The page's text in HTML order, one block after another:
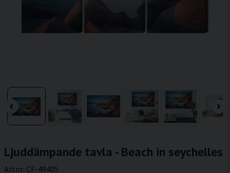
Ljuddämpande tavla - Beach in seychelles
Artnr: CF-49405